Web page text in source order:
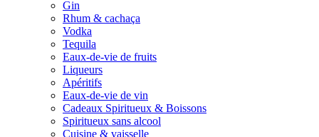
Gin
Rhum & cachaça
Vodka
Tequila
Eaux-de-vie de fruits
Liqueurs
Apéritifs
Eaux-de-vie de vin
Cadeaux Spiritueux & Boissons
Spiritueux sans alcool
Cuisine & vaisselle